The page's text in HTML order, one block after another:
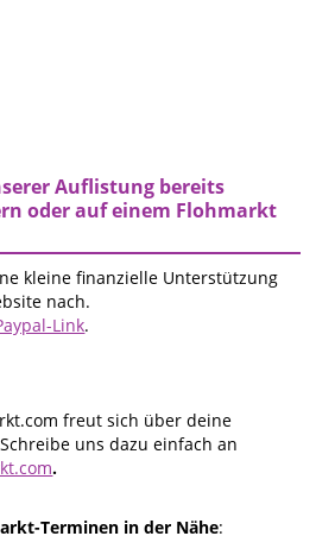
Auflistung bereits
oder auf einem Flohmarkt
kleine finanzielle Unterstützung
nach.
Link.
freut sich über deine
uns dazu einfach an
.
Terminen in der Nähe: